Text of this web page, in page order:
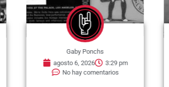
Gaby Ponchs
agosto 6, 2026
3:29 pm
No hay comentarios